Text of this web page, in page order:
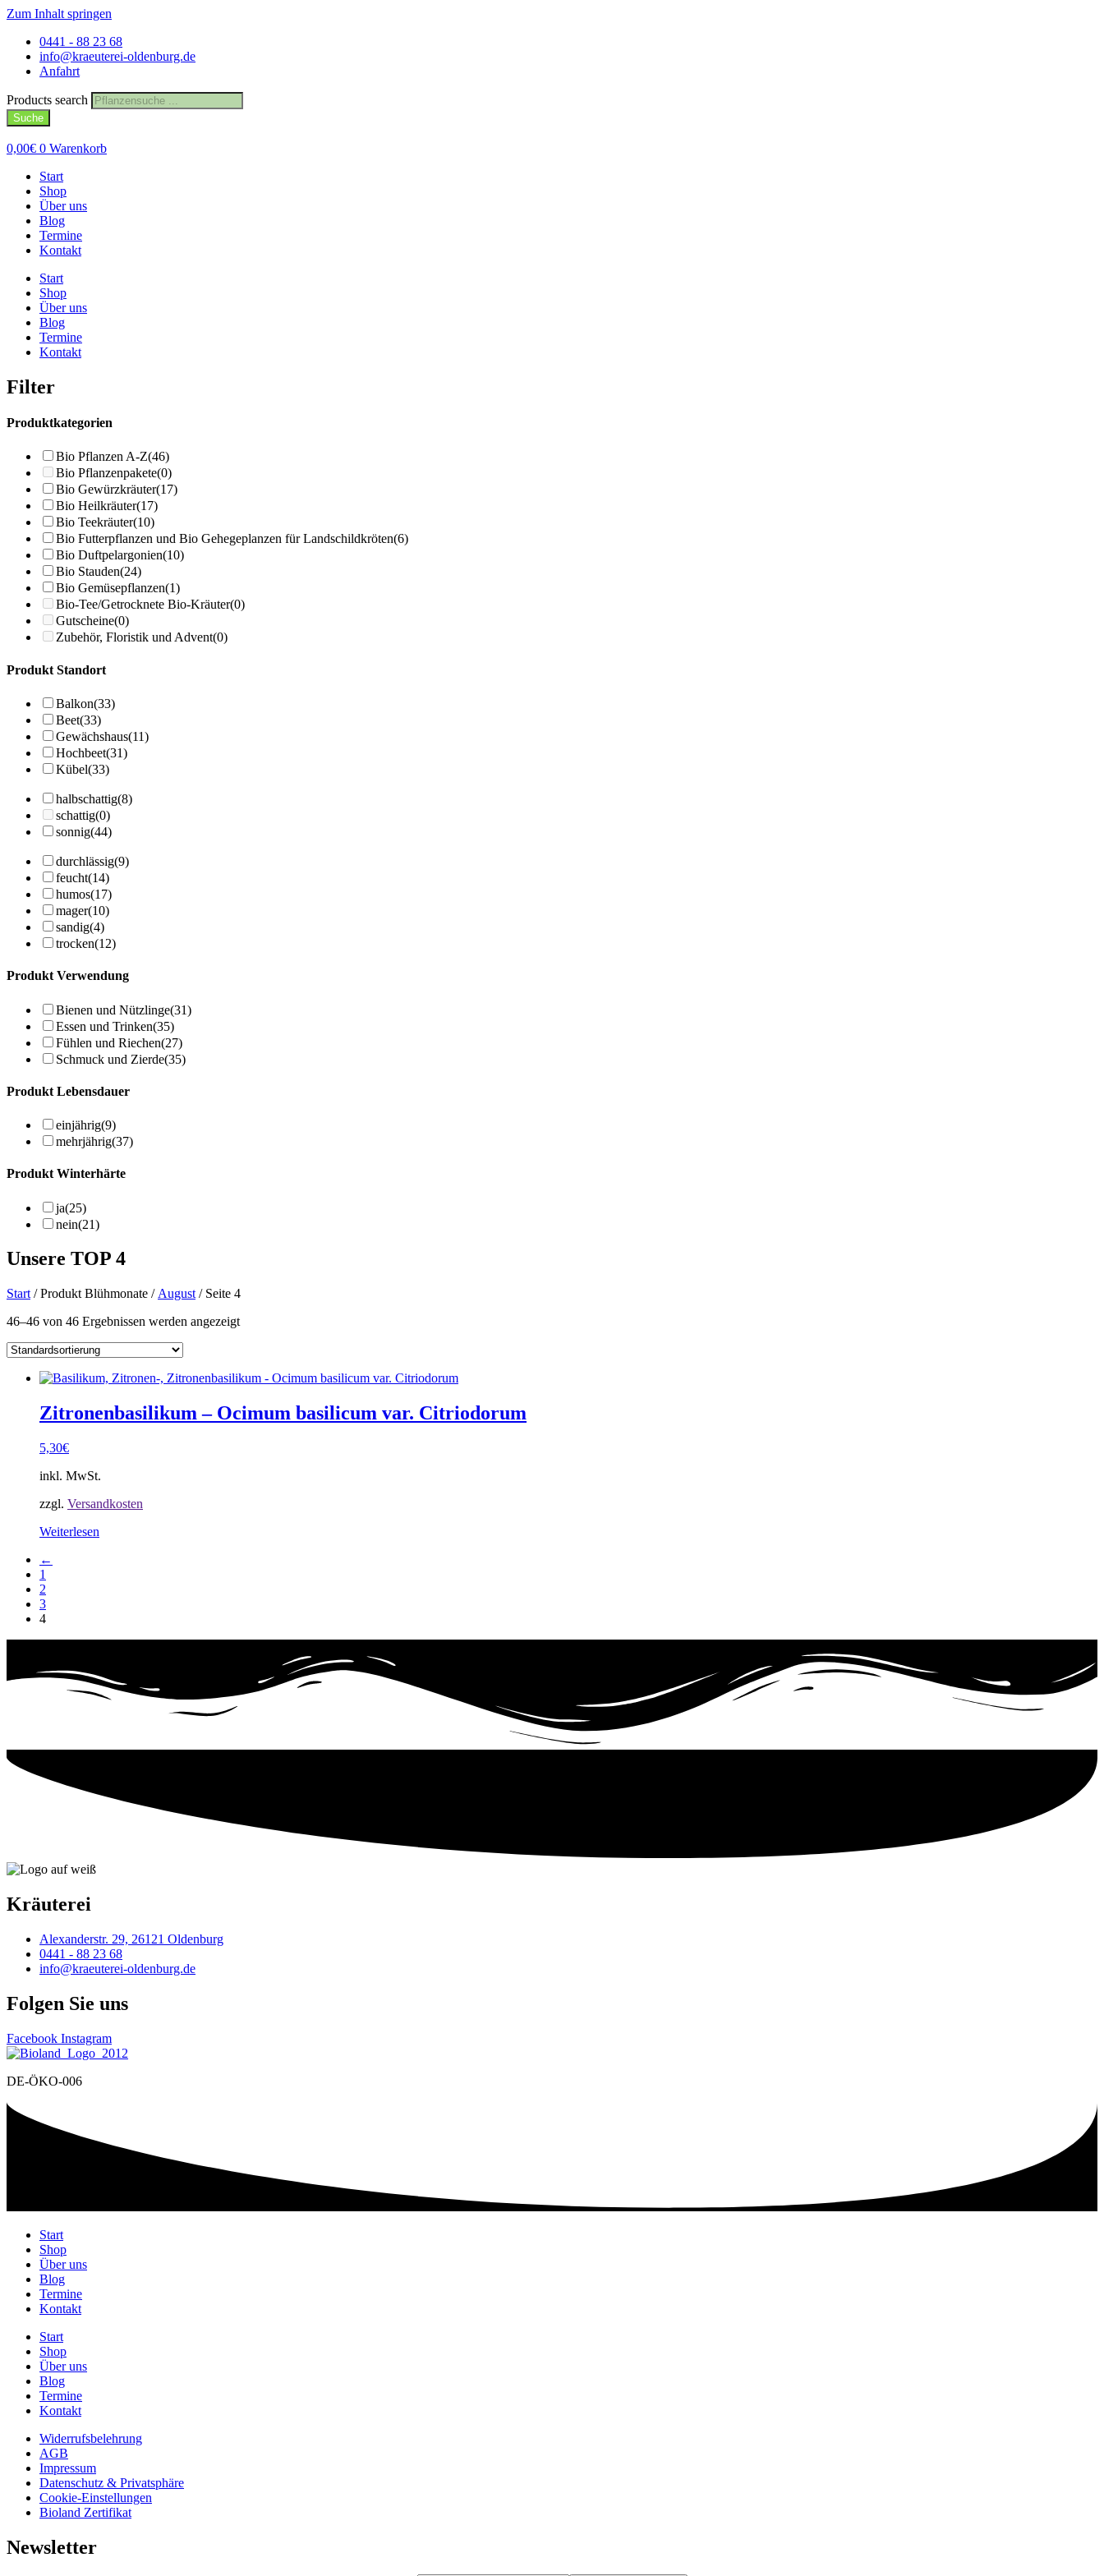
Zum Inhalt springen
0441 - 88 23 68
info@kraeuterei-oldenburg.de
Anfahrt
Products search
Suche
0,00€ 0 Warenkorb
Start
Shop
Über uns
Blog
Termine
Kontakt
Start
Shop
Über uns
Blog
Termine
Kontakt
Filter
Produktkategorien
Bio Pflanzen A-Z(46)
Bio Pflanzenpakete(0)
Bio Gewürzkräuter(17)
Bio Heilkräuter(17)
Bio Teekräuter(10)
Bio Futterpflanzen und Bio Gehegeplanzen für Landschildkröten(6)
Bio Duftpelargonien(10)
Bio Stauden(24)
Bio Gemüsepflanzen(1)
Bio-Tee/Getrocknete Bio-Kräuter(0)
Gutscheine(0)
Zubehör, Floristik und Advent(0)
Produkt Standort
Balkon(33)
Beet(33)
Gewächshaus(11)
Hochbeet(31)
Kübel(33)
halbschattig(8)
schattig(0)
sonnig(44)
durchlässig(9)
feucht(14)
humos(17)
mager(10)
sandig(4)
trocken(12)
Produkt Verwendung
Bienen und Nützlinge(31)
Essen und Trinken(35)
Fühlen und Riechen(27)
Schmuck und Zierde(35)
Produkt Lebensdauer
einjährig(9)
mehrjährig(37)
Produkt Winterhärte
ja(25)
nein(21)
Unsere TOP 4
Start / Produkt Blühmonate / August / Seite 4
46–46 von 46 Ergebnissen werden angezeigt
Zitronenbasilikum – Ocimum basilicum var. Citriodorum
5,30€
inkl. MwSt.
zzgl. Versandkosten
Weiterlesen
←
1
2
3
4
Kräuterei
Alexanderstr. 29, 26121 Oldenburg
0441 - 88 23 68
info@kraeuterei-oldenburg.de
Folgen Sie uns
Facebook Instagram
DE-ÖKO-006
Start
Shop
Über uns
Blog
Termine
Kontakt
Start
Shop
Über uns
Blog
Termine
Kontakt
Widerrufsbelehrung
AGB
Impressum
Datenschutz & Privatsphäre
Cookie-Einstellungen
Bioland Zertifikat
Newsletter